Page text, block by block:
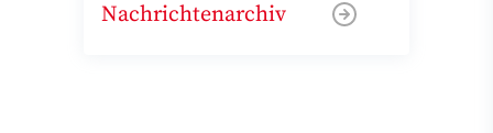
Nachrichtenarchiv